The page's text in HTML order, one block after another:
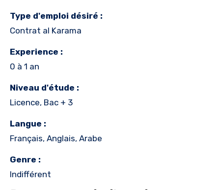
Type d'emploi désiré :
Contrat al Karama
Experience :
0 à 1 an
Niveau d'étude :
Licence, Bac + 3
Langue :
Français, Anglais, Arabe
Genre :
Indifférent